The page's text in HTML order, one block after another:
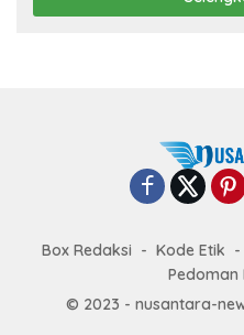
Box Redaksi Kode Etik
Pedoman
© 2023 - nusantara-